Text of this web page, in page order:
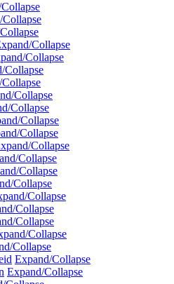
Collapse
Collapse
Collapse
Collapse
Collapse
Collapse
Collapse
Collapse
Collapse
Collapse
Collapse
Collapse
Collapse
Collapse
Collapse
Collapse
Expand/Collapse
Expand/Collapse